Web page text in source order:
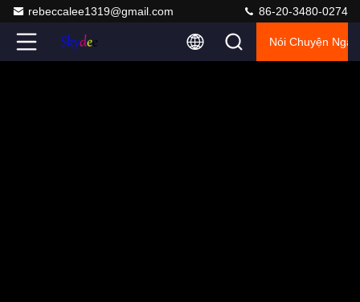
rebeccalee1319@gmail.com 86-20-3480-0274
Nói Chuyện Ngay.